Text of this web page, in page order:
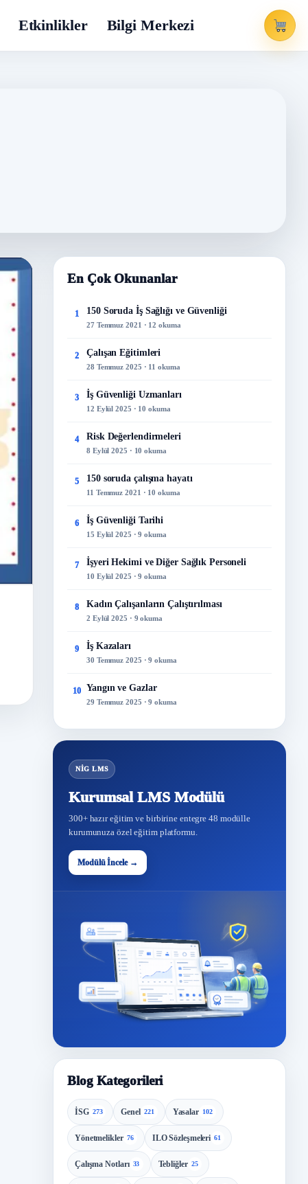
Etkinlikler Bilgi Merkezi
En Çok Okunanlar
1 150 Soruda İş Sağlığı ve Güvenliği
27 Temmuz 2021 · 12 okuma
2 Çalışan Eğitimleri
28 Temmuz 2025 · 11 okuma
3 İş Güvenliği Uzmanları
12 Eylül 2025 · 10 okuma
4 Risk Değerlendirmeleri
8 Eylül 2025 · 10 okuma
5 150 soruda çalışma hayatı
11 Temmuz 2021 · 10 okuma
6 İş Güvenliği Tarihi
15 Eylül 2025 · 9 okuma
7 İşyeri Hekimi ve Diğer Sağlık Personeli
10 Eylül 2025 · 9 okuma
8 Kadın Çalışanların Çalıştırılması
2 Eylül 2025 · 9 okuma
9 İş Kazaları
30 Temmuz 2025 · 9 okuma
10 Yangın ve Gazlar
29 Temmuz 2025 · 9 okuma
NİG LMS
Kurumsal LMS Modülü
300+ hazır eğitim ve birbirine entegre 48 modülle
kurumunuza özel eğitim platformu.
Modülü İncele →
Blog Kategorileri
İSG 273 Genel 221 Yasalar 102
Yönetmelikler 76 ILO Sözleşmeleri 61
Çalışma Notları 33 Tebliğler 25